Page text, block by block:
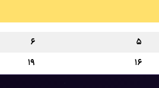
۵
۶
۱۶ ۱۹